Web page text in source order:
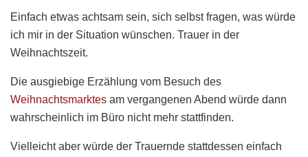
Einfach etwas achtsam sein, sich selbst fragen, was würde
ich mir in der Situation wünschen. Trauer in der
Weihnachtszeit.
Die ausgiebige Erzählung vom Besuch des
Weihnachtsmarktes am vergangenen Abend würde dann
wahrscheinlich im Büro nicht mehr stattfinden.
Vielleicht aber würde der Trauernde stattdessen einfach